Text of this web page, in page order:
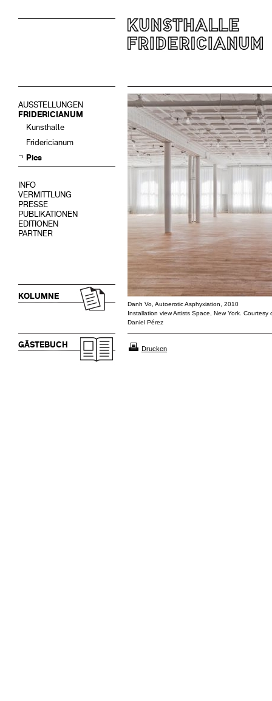
AUSSTELLUNGEN
FRIDERICIANUM
Kunsthalle
Fridericianum
Pics
INFO
VERMITTLUNG
PRESSE
PUBLIKATIONEN
EDITIONEN
PARTNER
KOLUMNE
GÄSTEBUCH
Danh Vo, Autoerotic Asphyxiation, 2010
Installation view Artists Space, New York.
Daniel Pérez
Drucken